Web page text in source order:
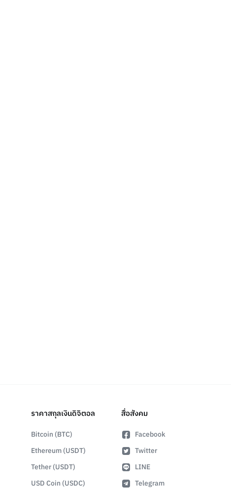
ราคาสกุลเงินดิจิตอล
Bitcoin (BTC)
Ethereum (USDT)
Tether (USDT)
USD Coin (USDC)
สื่อสังคม
Facebook
Twitter
LINE
Telegram